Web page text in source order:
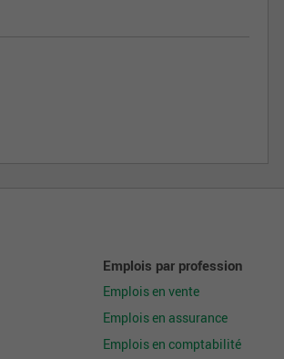
Emplois par profession
Emplois en vente
Emplois en assurance
Emplois en comptabilité